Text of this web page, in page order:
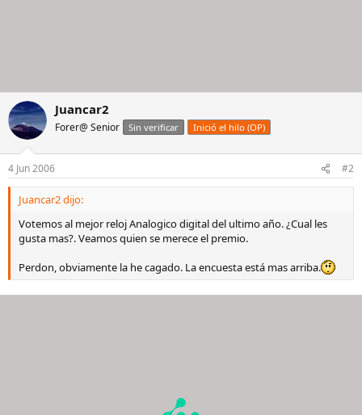
Juancar2
Forer@ Senior Sin verificar Inició el hilo (OP)
4 Jun 2006 #2
Juancar2 dijo:
Votemos al mejor reloj Analogico digital del ultimo año. ¿Cual les
gusta mas?. Veamos quien se merece el premio.
Perdon, obviamente la he cagado. La encuesta está mas arriba.